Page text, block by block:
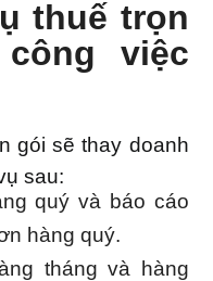
thuế trọn
việc
gói sẽ thay doanh
sau:
quý và báo cáo
hàng quý.
tháng và hàng